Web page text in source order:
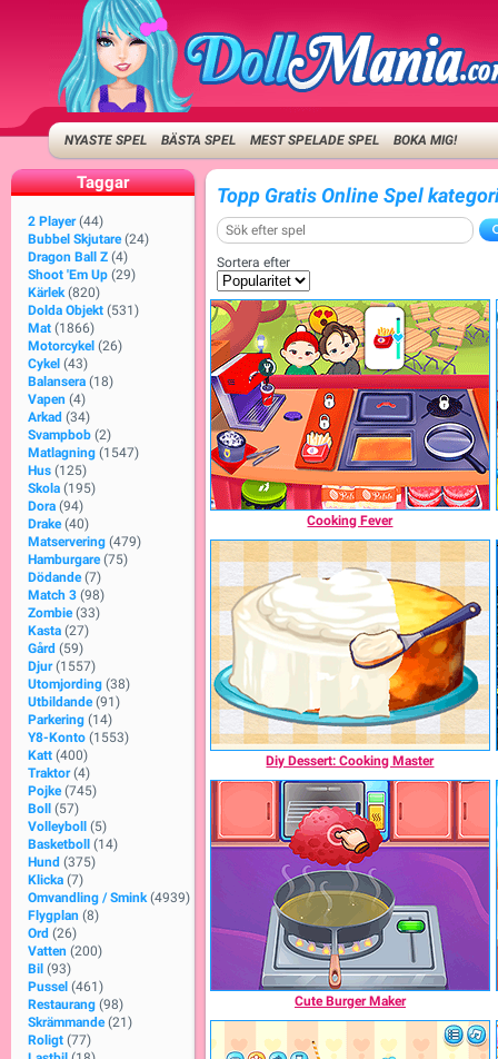
NYASTE SPEL BÄSTA SPEL MEST SPELADE SPEL BOKA MIG!
Taggar
2 Player (44)
Bubbel Skjutare (24)
Dragon Ball Z (4)
Shoot 'Em Up (29)
Kärlek (820)
Dolda Objekt (531)
Mat (1866)
Motorcykel (26)
Cykel (43)
Balansera (18)
Vapen (4)
Arkad (34)
Svampbob (2)
Matlagning (1547)
Hus (125)
Skola (195)
Dora (94)
Drake (40)
Matservering (479)
Hamburgare (75)
Dödande (7)
Match 3 (98)
Zombie (33)
Kasta (27)
Gård (59)
Djur (1557)
Utomjording (38)
Utbildande (91)
Parkering (14)
Y8-Konto (1553)
Katt (400)
Traktor (4)
Pojke (745)
Boll
(57)
Volleyboll
(5)
Basketboll
(14)
Hund (375)
Klicka (7)
Omvandling / Smink (4939)
Flygplan (8)
Ord (26)
Vatten (200)
Bil (93)
Pussel (461)
Restaurang (98)
Skrämmande (21)
Roligt (77)
Topp Gratis Online Spel
Sortera efter
Cooking Fever
Diy Dessert: Cooking Master
Cute Burger Maker